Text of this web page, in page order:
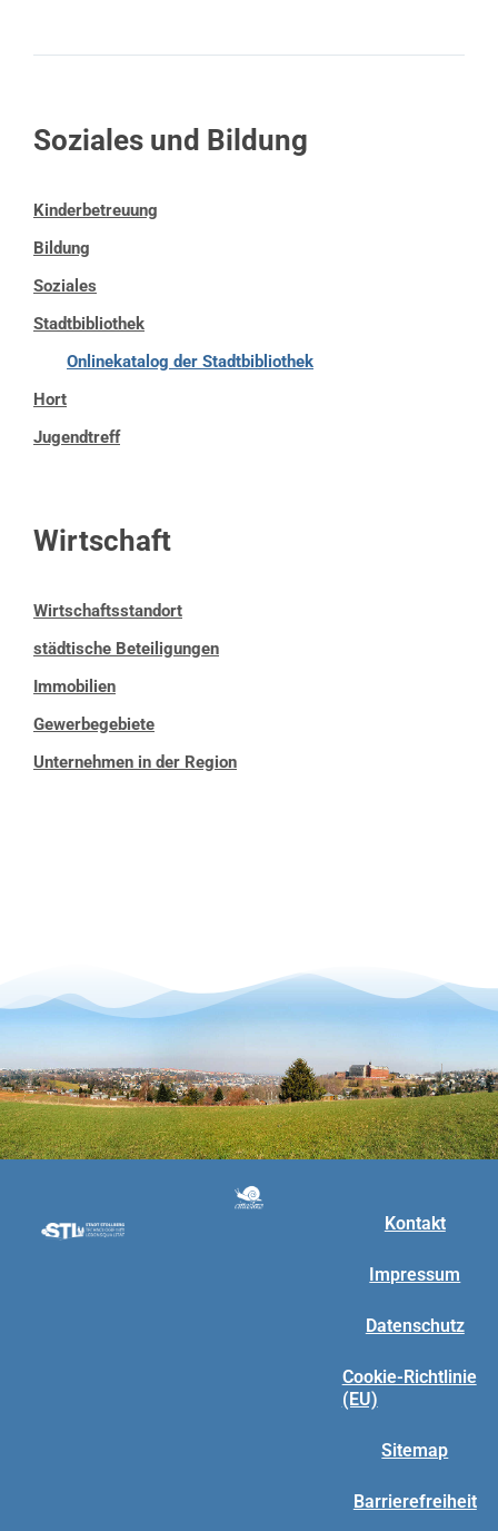
Soziales und Bildung
Kinderbetreuung
Bildung
Soziales
Stadtbibliothek
Onlinekatalog der Stadtbibliothek
Hort
Jugendtreff
Wirtschaft
Wirtschaftsstandort
städtische Beteiligungen
Immobilien
Gewerbegebiete
Unternehmen in der Region
Kontakt
Impressum
Datenschutz
Cookie-Richtlinie
(EU)
Sitemap
Barrierefreiheit